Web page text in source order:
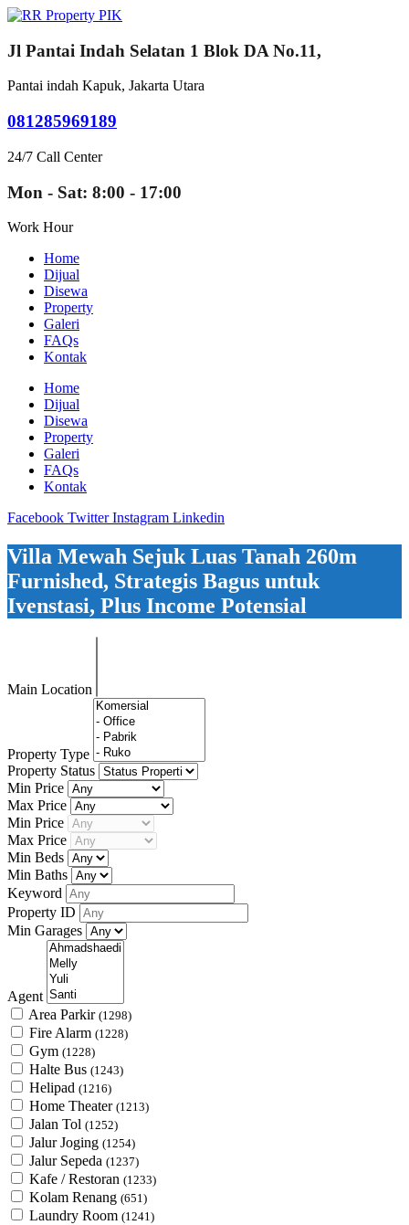
Jl Pantai Indah Selatan 1 Blok DA No.11,
Pantai indah Kapuk, Jakarta Utara
081285969189
24/7 Call Center
Mon - Sat: 8:00 - 17:00
Work Hour
Home
Dijual
Disewa
Property
Galeri
FAQs
Kontak
Home
Dijual
Disewa
Property
Galeri
FAQs
Kontak
Facebook Twitter Instagram Linkedin
Villa Mewah Sejuk Luas Tanah 260m
Furnished, Strategis Bagus untuk
Ivenstasi, Plus Income Potensial
Main Location
Property Type
Property Status
Min Price
Max Price
Min Price
Max Price
Min Beds
Min Baths
Keyword
Property ID
Min Garages
Agent
Area Parkir (1298)
Fire Alarm (1228)
Gym (1228)
Halte Bus (1243)
Helipad (1216)
Home Theater (1213)
Jalan Tol (1252)
Jalur Joging (1254)
Jalur Sepeda (1237)
Kafe / Restoran (1233)
Kolam Renang (651)
Laundry Room (1241)